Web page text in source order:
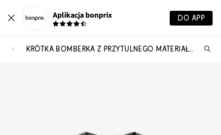
Aplikacja bonprix DO APP
KRÓTKA BOMBERKA Z PRZYTULNEGO MATERIAŁU BOUCLÉ